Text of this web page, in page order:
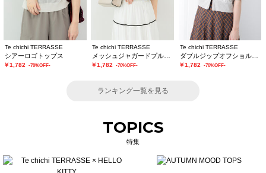
Te chichi TERRASSE
シアーロゴトップス
￥1,782 -70%OFF-
Te chichi TERRASSE
￥1,782 -70%OFF-
Te chichi TERRASSE
ダブルジップオフショルカットトップス
￥1,782 -70%OFF-
ランキング一覧を見る
TOPICS
特集